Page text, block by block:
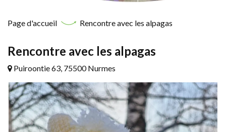
Page d'accueil Rencontre avec les alpagas
Rencontre avec les alpagas
Puiroontie 63, 75500 Nurmes